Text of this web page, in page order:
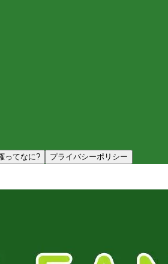
ってなに? プライバシーポリシー